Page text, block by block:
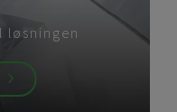
løsningen